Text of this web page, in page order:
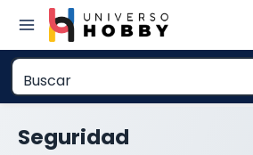
contenido
Seguridad